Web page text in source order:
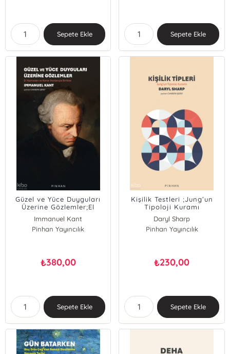
Sepete Ekle Sepete Ekle
Güzel ve Yüce Duyguları
Üzerine Gözlemler;El
Yazmaları ve Kenar
Notlarıyla Birlikte
Immanuel Kant
Pinhan Yayıncılık
₺380,00
Sepete Ekle
Kişilik Testleri ;Jung’un
Tipoloji Kuramı
Daryl Sharp
Pinhan Yayıncılık
₺230,00
Sepete Ekle